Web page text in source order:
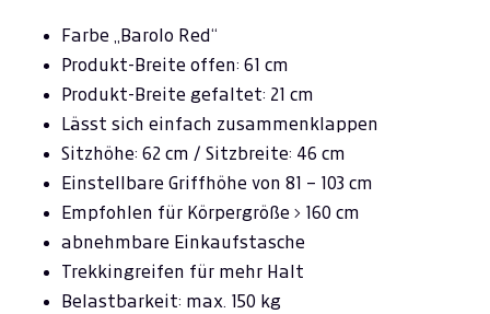
Farbe „Barolo Red“
Produkt-Breite offen: 61 cm
Produkt-Breite gefaltet: 21 cm
Lässt sich einfach zusammenklappen
Sitzhöhe: 62 cm / Sitzbreite: 46 cm
Einstellbare Griffhöhe von 81 – 103 cm
Empfohlen für Körpergröße > 160 cm
abnehmbare Einkaufstasche
Trekkingreifen für mehr Halt
Belastbarkeit: max. 150 kg